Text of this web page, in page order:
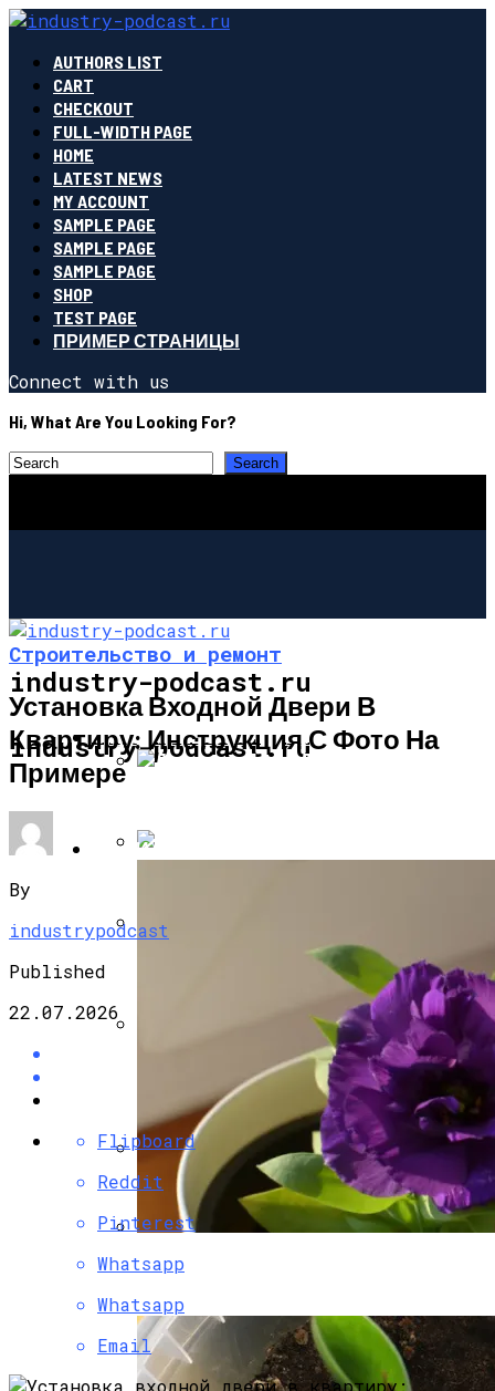
AUTHORS LIST
CART
CHECKOUT
FULL-WIDTH PAGE
HOME
LATEST NEWS
MY ACCOUNT
SAMPLE PAGE
SAMPLE PAGE
SAMPLE PAGE
SHOP
TEST PAGE
ПРИМЕР СТРАНИЦЫ
Connect with us
Hi, What Are You Looking For?
industry-podcast.ru
industry-podcast.ru
СТРОИТЕЛЬСТВО И РЕМОНТ
Фальш-Камин Своими Руками:
Садовая Печь-Барбекю Своими
Угловой Камин Из Кирпича: Порядовка,
Советы По Кладке
САД И ОГОРОД
Эустома: Выращивание Из Семян В
Строительство и ремонт
Установка Входной Двери В
Квартиру: Инструкция С Фото На
Примере
By
industrypodcast
Published
22.07.2026
Flipboard
Reddit
Pinterest
Whatsapp
Whatsapp
Email